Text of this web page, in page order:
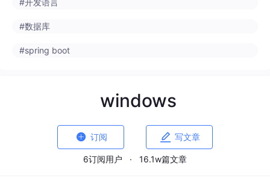
#开发语言
#数据库
#spring boot
windows
 订阅  写文章
6订阅用户 · 16.1w篇文章